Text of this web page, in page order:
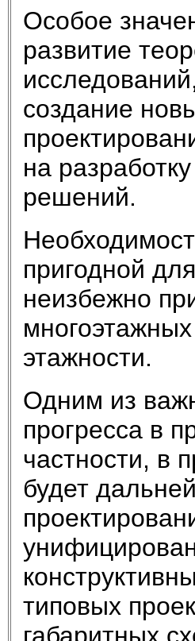
Особое
развитие
создание
на
решений.
пригодной
неизбежно
этажности.
Одним из
прогресса в
частности, в
будет
типовых
габаритных